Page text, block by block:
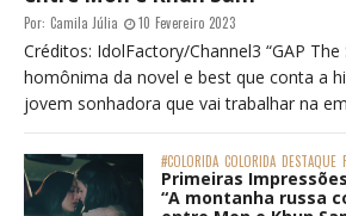
Por: Camila Júlia 10 Fevereiro 2023
Créditos: IdolFactory/Channel3 “GAP The
homônima da novel e best que conta a
jovem sonhadora que vai trabalhar na
#COLORIDA COLORIDA DESTAQUE
Primeiras
“A montanha russa